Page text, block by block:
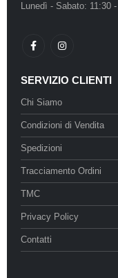
Lunedì - Sabato: 11:30
SERVIZIO CLIENTI
Chi Siamo
Condizioni di Vendita
Spedizioni
Tracciamento Ordini
TMC
Privacy Policy
Contatti